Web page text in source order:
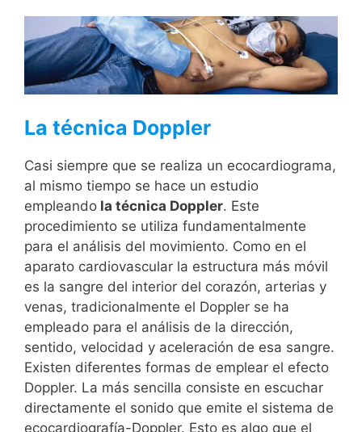
La técnica Doppler
Casi siempre que se realiza un ecocardiograma,
al mismo tiempo se hace un estudio
empleando la técnica Doppler. Este
procedimiento se utiliza fundamentalmente
para el análisis del movimiento. Como en el
aparato cardiovascular la estructura más móvil
es la sangre del interior del corazón, arterias y
venas, tradicionalmente el Doppler se ha
empleado para el análisis de la dirección,
sentido, velocidad y aceleración de esa sangre.
Existen diferentes formas de emplear el efecto
Doppler. La más sencilla consiste en escuchar
directamente el sonido que emite el sistema de
ecocardiografía-Doppler. Esto es algo que el